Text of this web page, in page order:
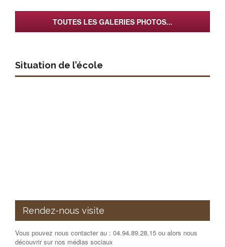
TOUTES LES GALERIES PHOTOS...
Situation de l’école
Rendez-nous visite
Vous pouvez nous contacter au : 04.94.89.28.15 ou alors nous
découvrir sur nos médias sociaux